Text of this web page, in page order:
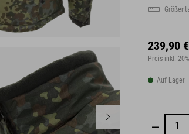
239,90 €
Preis inkl.
Auf Lager